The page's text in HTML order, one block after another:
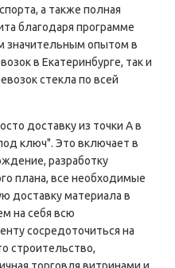
а также полная
благодаря программе
значительным опытом в
в Екатеринбурге, так и
стекла по всей
доставку из точки А в
ключ". Это включает в
разработку
плана, все необходимые
доставку материала в
на себя всю
сосредоточиться на
строительство,